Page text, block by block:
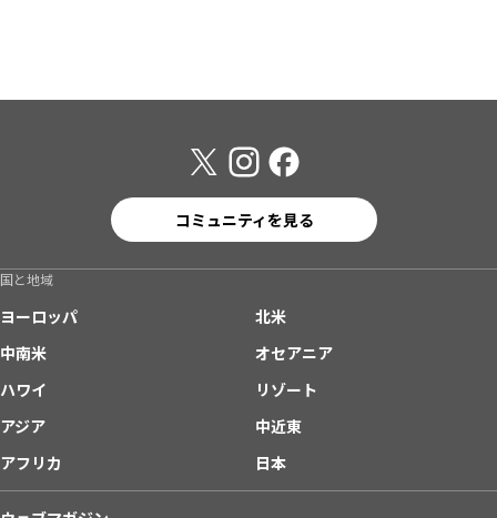
コミュニティを見る
国と地域
ヨーロッパ
北米
中南米
オセアニア
ハワイ
リゾート
アジア
中近東
アフリカ
日本